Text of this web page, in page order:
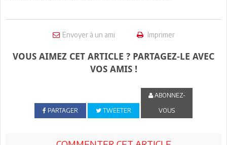
Envoyer à un ami Imprimer
VOUS AIMEZ CET ARTICLE ? PARTAGEZ-LE AVEC
VOS AMIS !
PARTAGER TWEETER
ABONNEZ-
VOUS